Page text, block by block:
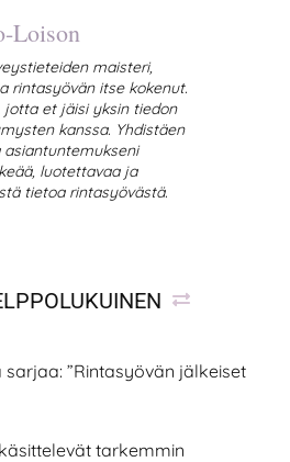
Loison
maisteri,
rintasyövän itse kokenut.
jotta et jäisi yksin tiedon
kanssa. Yhdistäen
luotettavaa ja
tietoa rintasyövästä.
”Rintasyövän jälkeiset
tarkemmin